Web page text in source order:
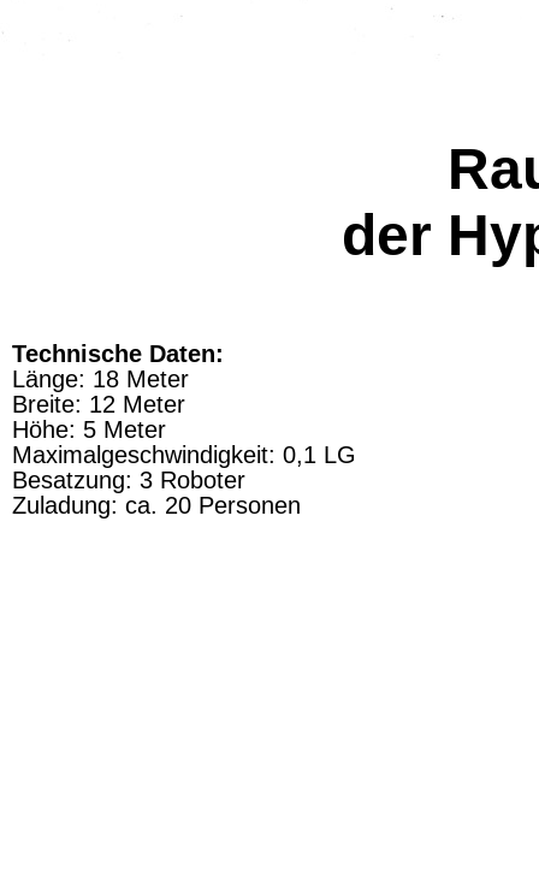
der
Technische Daten:
Länge: 18 Meter
Breite: 12 Meter
Höhe: 5 Meter
Maximalgeschwindigkeit: 0,1 LG
Besatzung: 3 Roboter
Zuladung: ca. 20 Personen